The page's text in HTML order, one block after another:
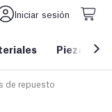
Iniciar sesión
Piezas y
de repuesto